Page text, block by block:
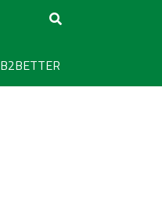
B2BETTER